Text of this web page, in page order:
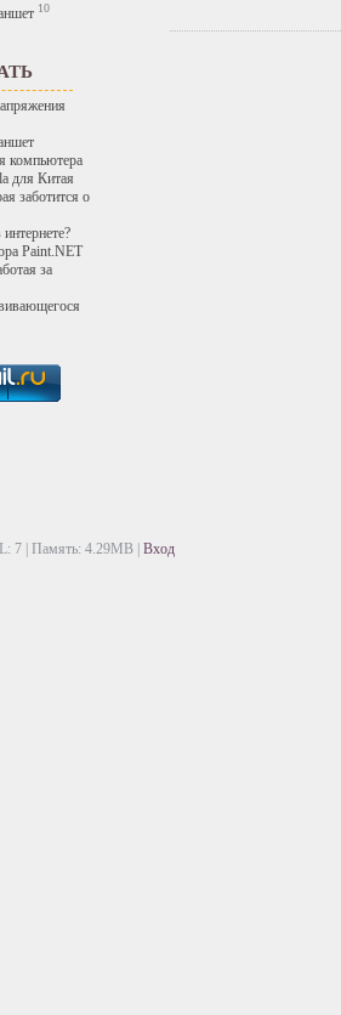
10
компьютера
для Китая
заботится о
Paint.NET
за
7 | Память: 4.29MB Вход